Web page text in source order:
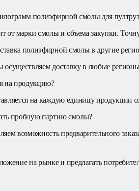
полиэфирной смолы для
от марки смолы и объема закупки.
полиэфирной смолы в другие
доставку в любые
на продукцию?
на каждую единицу
пробную партию смолы?
возможность предварительного
на рынке и предлагать